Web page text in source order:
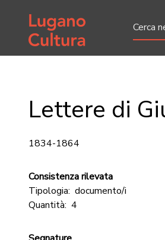
Home page
Lettere di
1834-1864
Consistenza rilevata
Tipologia: documento/i
Quantità: 4